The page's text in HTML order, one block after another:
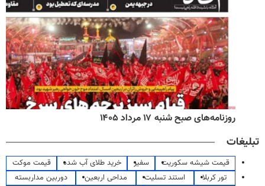
روزنامه‌های صبح شنبه ۱۷ مرداد ۱۴۰۵
تبلیغات
قیمت شیشه سکوریت سفیر خرید طلای آب شده
قیمت موکت
تور کربلا
استند تسلیت مداحی اربعین
دوربین مداربسته